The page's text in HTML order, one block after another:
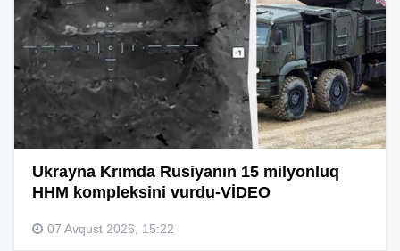
Ukrayna Krımda Rusiyanın 15 milyonluq
HHM kompleksini vurdu-VİDEO
07 Avqust 2026, 15:22